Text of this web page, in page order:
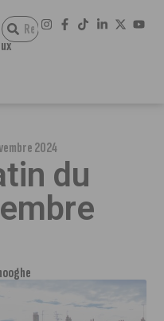
2024
du